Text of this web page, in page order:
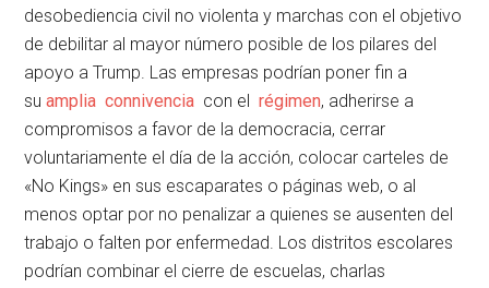
desobediencia civil no violenta y marchas con el objetivo
de debilitar al mayor número posible de los pilares del
apoyo a Trump. Las empresas podrían poner fin a
suamplia connivencia con elrégimen, adherirse a
compromisos a favor de la democracia, cerrar
voluntariamente el día de la acción, colocar carteles de
«No Kings» en sus escaparates o páginas web, o al
menos optar por no penalizar a quienes se ausenten del
trabajo o falten por enfermedad. Los distritos escolares
podrían combinar el cierre de escuelas, charlas